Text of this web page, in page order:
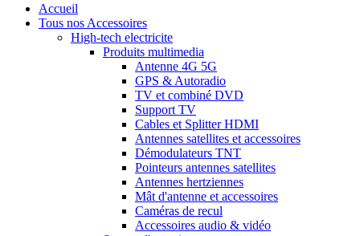
Accueil
Tous nos Accessoires
High-tech electricite
Produits multimedia
Antenne 4G 5G
GPS & Autoradio
TV et combiné DVD
Support TV
Cables et Splitter HDMI
Antennes satellites et accessoires
Démodulateurs TNT
Pointeurs antennes satellites
Antennes hertziennes
Mât d'antenne et accessoires
Caméras de recul
Accessoires audio & vidéo